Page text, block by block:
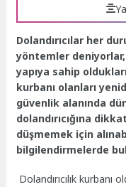
Dolandırıcılar her
yöntemler deniyorlar,
yapıya sahip
kurbanı olanları
güvenlik alanında
dolandırıcığına
düşmemek için
bilgilendirmelerde
Dolandırıcılık